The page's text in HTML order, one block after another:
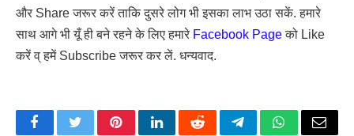
और Share जरूर करें ताकि दुसरे लोग भी इसका लाभ उठा सकें. हमारे
साथ आगे भी यूँ ही बने रहने के लिए हमारे Facebook Pageको Like
करें व् हमें Subscribe जरूर कर लें. धन्यवाद.